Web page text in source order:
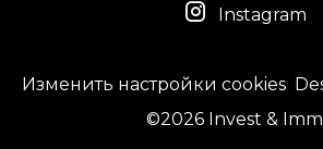
Instagram
Изменить настройки cookies
©2026 Invest &